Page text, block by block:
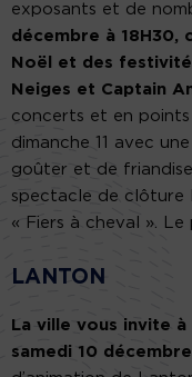
exposants et de
décembre à 18H30,
Noël
et des
Neiges et Captain
concerts et en points
dimanche 11 avec
goûter et de
spectacle de clôture
« Fiers à cheval ».
LANTON
La ville vous invite
samedi 10 décembre